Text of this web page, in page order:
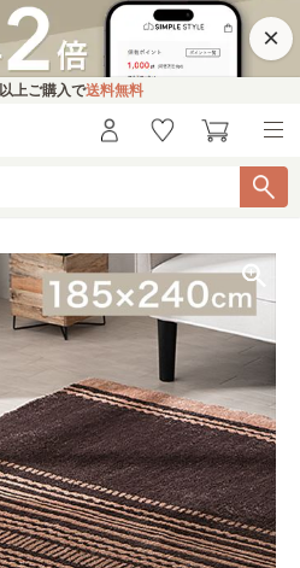
×
以上ご購入で送料無料